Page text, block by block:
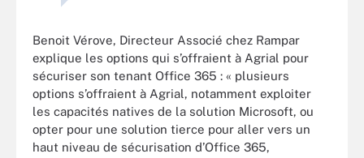
Benoit Vérove, Directeur Associé chez Rampar
explique les options qui s’offraient à Agrial pour
sécuriser son tenant Office 365 : « plusieurs
options s’offraient à Agrial, notamment exploiter
les capacités natives de la solution Microsoft, ou
opter pour une solution tierce pour aller vers un
haut niveau de sécurisation d’Office 365,